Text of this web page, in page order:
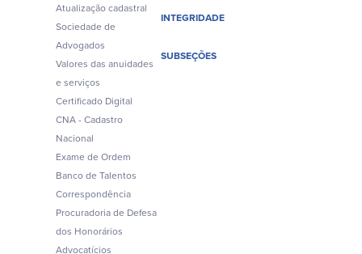
Atualização cadastral
Sociedade de
Advogados
Valores das anuidades
e serviços
Certificado Digital
CNA - Cadastro
Nacional
Exame de Ordem
Banco de Talentos
Correspondência
Procuradoria de Defesa
dos Honorários
Advocatícios
INTEGRIDADE
SUBSEÇÕES